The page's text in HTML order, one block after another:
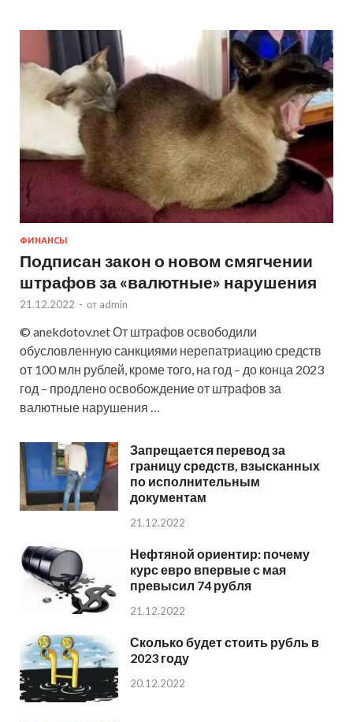
ФИНАНСЫ
Подписан закон о новом смягчении
штрафов за «валютные» нарушения
21.12.2022 - от admin
© anekdotov.net От штрафов освободили
обусловленную санкциями нерепатриацию средств
от 100 млн рублей, кроме того, на год – до конца 2023
год – продлено освобождение от штрафов за
валютные нарушения …
Запрещается перевод за
границу средств, взысканных
по исполнительным
документам
21.12.2022
Нефтяной ориентир: почему
курс евро впервые с мая
превысил 74 рубля
21.12.2022
Сколько будет стоить рубль в
2023 году
20.12.2022